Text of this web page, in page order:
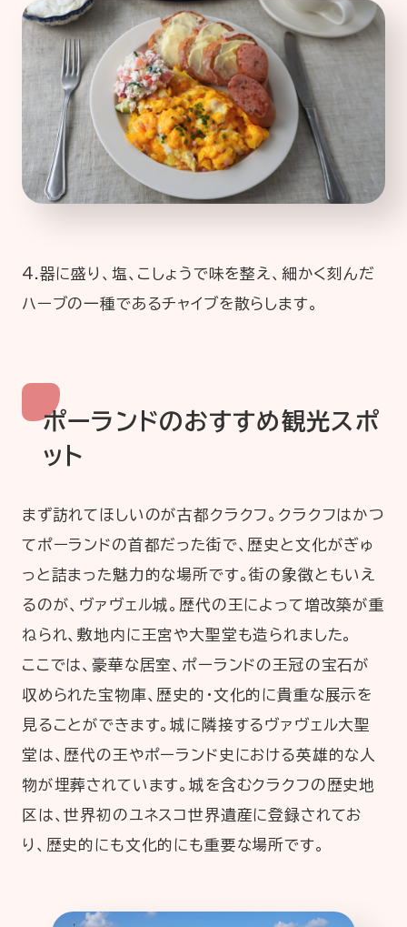
4.器に盛り、塩、こしょうで味を整え、細かく刻んだ
ハーブの一種であるチャイブを散らします。
ポーランドのおすすめ観光スポ
ット
まず訪れてほしいのが古都クラクフ。クラクフはかつ
てポーランドの首都だった街で、歴史と文化がぎゅ
っと詰まった魅力的な場所です。街の象徴ともいえ
るのが、ヴァヴェル城。歴代の王によって増改築が重
ねられ、敷地内に王宮や大聖堂も造られました。
ここでは、豪華な居室、ポーランドの王冠の宝石が
収められた宝物庫、歴史的・文化的に貴重な展示を
見ることができます。城に隣接するヴァヴェル大聖
堂は、歴代の王やポーランド史における英雄的な人
物が埋葬されています。城を含むクラクフの歴史地
区は、世界初のユネスコ世界遺産に登録されてお
り、歴史的にも文化的にも重要な場所です。